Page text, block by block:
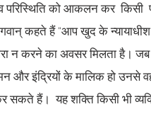
परिस्थिति को आकलन कर किसी
भगवान् कहते हैं "आप खुद के
न करने का अवसर मिलता है।
और इंद्रियों के मालिक हो उनसे
सकते हैं। यह शक्ति किसी भी